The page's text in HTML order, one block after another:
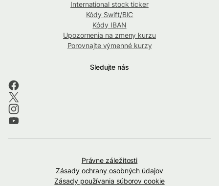
International stock ticker
Kódy Swift/BIC
Kódy IBAN
Upozornenia na zmeny kurzu
Porovnajte výmenné kurzy
Sledujte nás
Právne záležitosti
Zásady ochrany osobných údajov
Zásady používania súborov cookie